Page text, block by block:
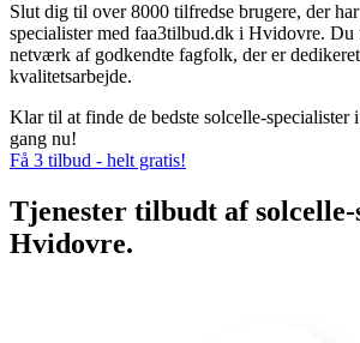
Slut dig til over 8000 tilfredse brugere, der
specialister med faa3tilbud.dk i Hvidovre. Du
netværk af godkendte fagfolk, der er
kvalitetsarbejde.
Klar til at finde de bedste solcelle-
gang nu!
Få 3 tilbud - helt gratis!
Tjenester tilbudt af
Hvidovre.